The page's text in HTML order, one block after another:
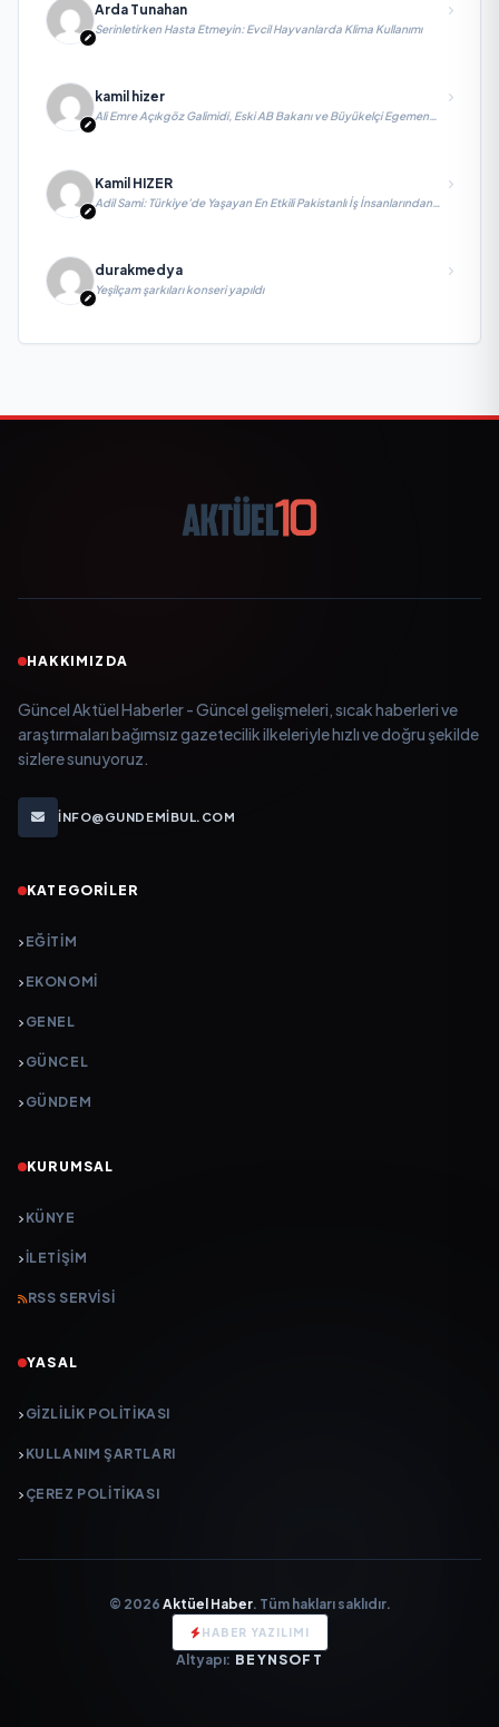
Arda Tunahan
Serinletirken Hasta Etmeyin: Evcil Hayvanlarda Klima Kullanımı
kamil hizer
Ali Emre Açıkgöz Galimidi, Eski AB Bakanı ve Büyükelçi Egemen
Bağış ile değerlendirmelerde bulundu
Kamil HIZER
Adil Sami: Türkiye’de Yaşayan En Etkili Pakistanlı İş İnsanlarından
Biri, Yatırım ve Ekonomik Diplomasiyi Güçlendiriyor
durakmedya
Yeşilçam şarkıları konseri yapıldı
HAKKIMIZDA
Güncel Aktüel Haberler - Güncel gelişmeleri, sıcak haberleri ve
araştırmaları bağımsız gazetecilik ilkeleriyle hızlı ve doğru şekilde
sizlere sunuyoruz.
INFO@GUNDEMIBUL.COM
KATEGORILER
EĞITIM
EKONOMI
GENEL
GÜNCEL
GÜNDEM
KURUMSAL
KÜNYE
İLETIŞIM
RSS SERVISI
YASAL
GIZLILIK POLITIKASI
KULLANIM ŞARTLARI
ÇEREZ POLITIKASI
© 2026 Aktüel Haber. Tüm hakları saklıdır.
HABER YAZILIMI
Altyapı: BEYNSOFT